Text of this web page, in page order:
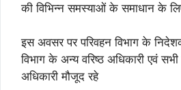
की विभिन्न समस्याओं के समाधान के
इस अवसर पर परिवहन विभाग के
विभाग के अन्य वरिष्ठ अधिकारी एवं
अधिकारी मौजूद रहे